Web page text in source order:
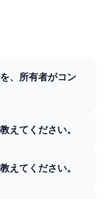
、所有者がコン
えてください。
えてください。